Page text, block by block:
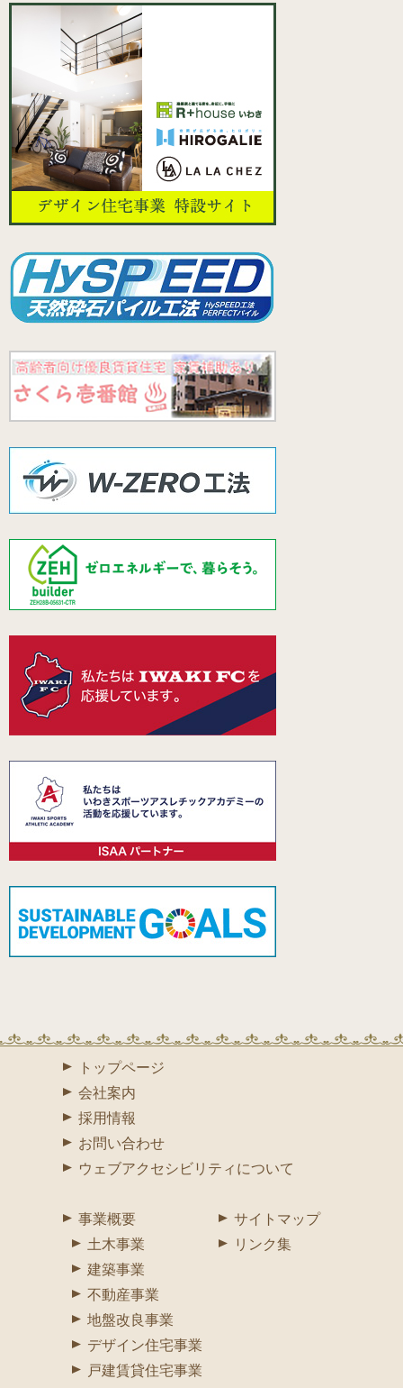
トップページ
会社案内
採用情報
お問い合わせ
ウェブアクセシビリティについて
事業概要
土木事業
建築事業
不動産事業
地盤改良事業
デザイン住宅事業
戸建賃貸住宅事業
サイトマップ
リンク集